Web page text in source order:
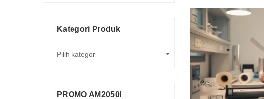
Kategori Produk
PROMO AM2050!